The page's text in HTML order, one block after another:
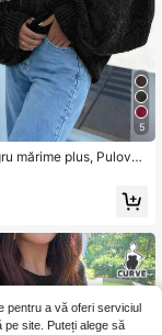
5
mărime plus, Pulover
plus pentru toam
pulover mărime plus
Top galben cu mânec
extra large pentru f
de exterior pop
pentru a vă oferi serviciul
pe site. Puteți alege să